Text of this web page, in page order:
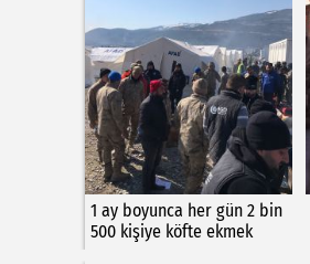
1 ay boyunca her gün 2 bin
500 kişiye köfte ekmek